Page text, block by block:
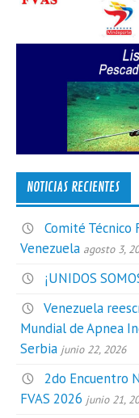
NOTICIAS RECIENTES
Comité Técnico
Venezuela agosto 3,
¡UNIDOS
Venezuela
Mundial de Apnea
Serbia junio 22, 2026
2do Encuentro
FVAS 2026 junio 21,